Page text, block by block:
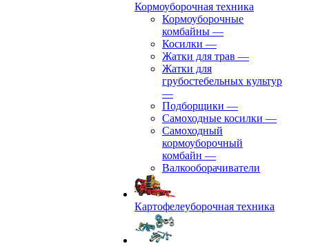
Кормоуборочная техника
Кормоуборочные
комбайны —
Косилки —
Жатки для трав —
Жатки для
грубостебельных культур
—
Подборщики —
Самоходные косилки —
Самоходный
кормоуборочный
комбайн —
Валкооборачиватели
Картофелеуборочная техника